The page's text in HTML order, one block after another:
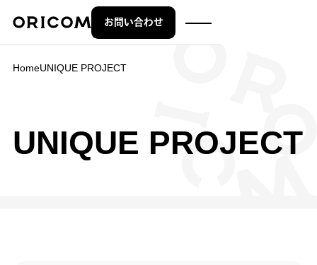
株式会社オリコム ORICOM CO.,LTD.
お問い合わせ
HomeUNIQUE PROJECT
UNIQUE PROJECT